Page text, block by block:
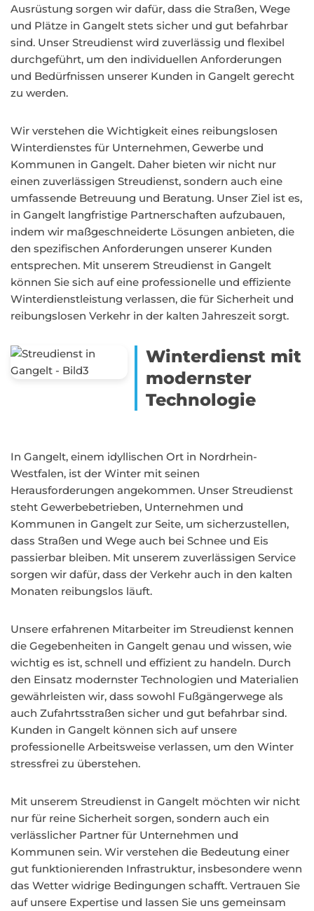
Ausrüstung sorgen wir dafür, dass die Straßen, Wege
und Plätze in Gangelt stets sicher und gut befahrbar
sind. Unser Streudienst wird zuverlässig und flexibel
durchgeführt, um den individuellen Anforderungen
und Bedürfnissen unserer Kunden in Gangelt gerecht
zu werden.
Wir verstehen die Wichtigkeit eines reibungslosen
Winterdienstes für Unternehmen, Gewerbe und
Kommunen in Gangelt. Daher bieten wir nicht nur
einen zuverlässigen Streudienst, sondern auch eine
umfassende Betreuung und Beratung. Unser Ziel ist es,
in Gangelt langfristige Partnerschaften aufzubauen,
indem wir maßgeschneiderte Lösungen anbieten, die
den spezifischen Anforderungen unserer Kunden
entsprechen. Mit unserem Streudienst in Gangelt
können Sie sich auf eine professionelle und effiziente
Winterdienstleistung verlassen, die für Sicherheit und
reibungslosen Verkehr in der kalten Jahreszeit sorgt.
Winterdienst mit
modernster
Technologie
In Gangelt, einem idyllischen Ort in Nordrhein-
Westfalen, ist der Winter mit seinen
Herausforderungen angekommen. Unser Streudienst
steht Gewerbebetrieben, Unternehmen und
Kommunen in Gangelt zur Seite, um sicherzustellen,
dass Straßen und Wege auch bei Schnee und Eis
passierbar bleiben. Mit unserem zuverlässigen Service
sorgen wir dafür, dass der Verkehr auch in den kalten
Monaten reibungslos läuft.
Unsere erfahrenen Mitarbeiter im Streudienst kennen
die Gegebenheiten in Gangelt genau und wissen, wie
wichtig es ist, schnell und effizient zu handeln. Durch
den Einsatz modernster Technologien und Materialien
gewährleisten wir, dass sowohl Fußgängerwege als
auch Zufahrtsstraßen sicher und gut befahrbar sind.
Kunden in Gangelt können sich auf unsere
professionelle Arbeitsweise verlassen, um den Winter
stressfrei zu überstehen.
Mit unserem Streudienst in Gangelt möchten wir nicht
nur für reine Sicherheit sorgen, sondern auch ein
verlässlicher Partner für Unternehmen und
Kommunen sein. Wir verstehen die Bedeutung einer
gut funktionierenden Infrastruktur, insbesondere wenn
das Wetter widrige Bedingungen schafft. Vertrauen Sie
auf unsere Expertise und lassen Sie uns gemeinsam